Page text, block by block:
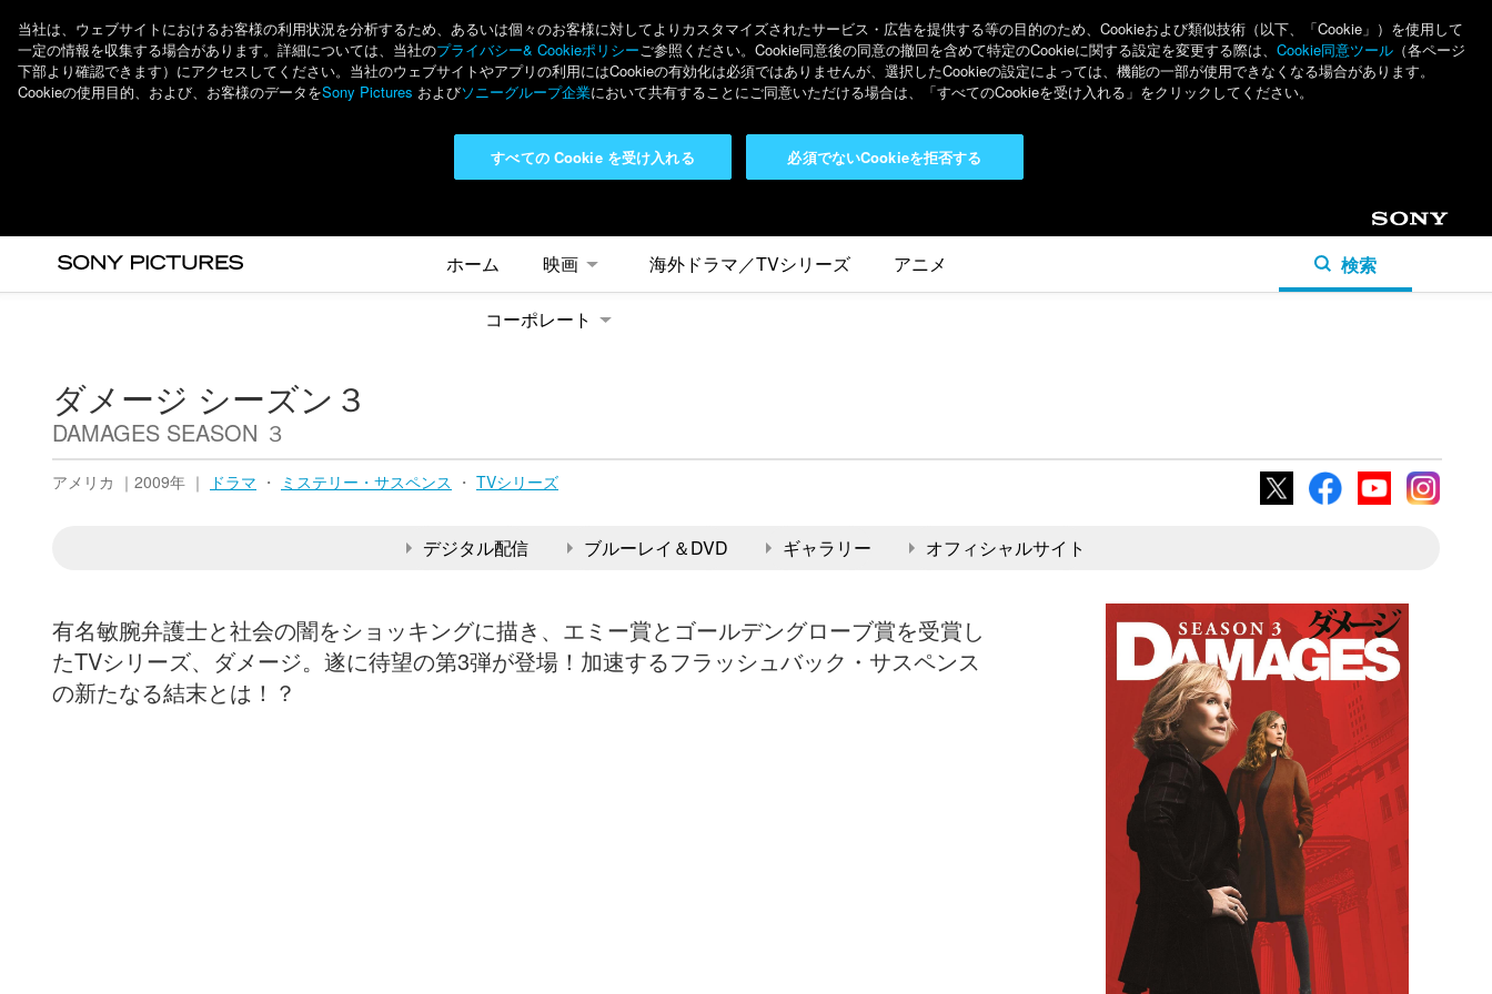
当社は、ウェブサイトにおけるお客様の利用状況を分析するため、あるいは個々のお客様に対してよりカスタマイズされたサービス・広告を提供する等の目的のため、Cookieおよび類似技術（以下、「Cookie」）を使用して
一定の情報を収集する場合があります。詳細については、当社のプライバシー& Cookieポリシーご参照ください。Cookie同意後の同意の撤回を含めて特定のCookieに関する設定を変更する際は、 Cookie同意ツール （各ページ
下部より確認できます）にアクセスしてください。当社のウェブサイトやアプリの利用にはCookieの有効化は必須ではありませんが、選択したCookieの設定によっては、機能の一部が使用できなくなる場合があります。
Cookieの使用目的、および、お客様のデータをSony Pictures およびソニーグループ企業において共有することにご同意いただける場合は、「すべてのCookieを受け入れる」をクリックしてください。
必須でないCookieを拒否する
すべての Cookie を受け入れる
Sony
ホーム
映画 海外ドラマ／TVシリーズ アニメ
コーポレート
検索
ダメージ シーズン３
DAMAGES SEASON ３
アメリカ ｜2009年 ｜ ドラマ ・ ミステリー・サスペンス ・ TVシリーズ
X FacebookYouTubeInstagram
デジタル配信
ブルーレイ＆DVD ギャラリー オフィシャルサイト
有名敏腕弁護士と社会の闇をショッキングに描き、エミー賞とゴールデングローブ賞を受賞し
たTVシリーズ、ダメージ。遂に待望の第3弾が登場！加速するフラッシュバック・サスペンス
の新たなる結末とは！？